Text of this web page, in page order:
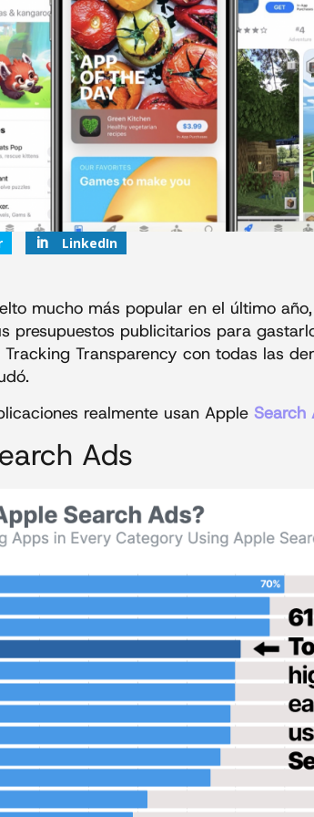
LinkedIn
mucho más popular en el último
presupuestos publicitarios para
Transparency con todas las
realmente usan Apple Search
Ads